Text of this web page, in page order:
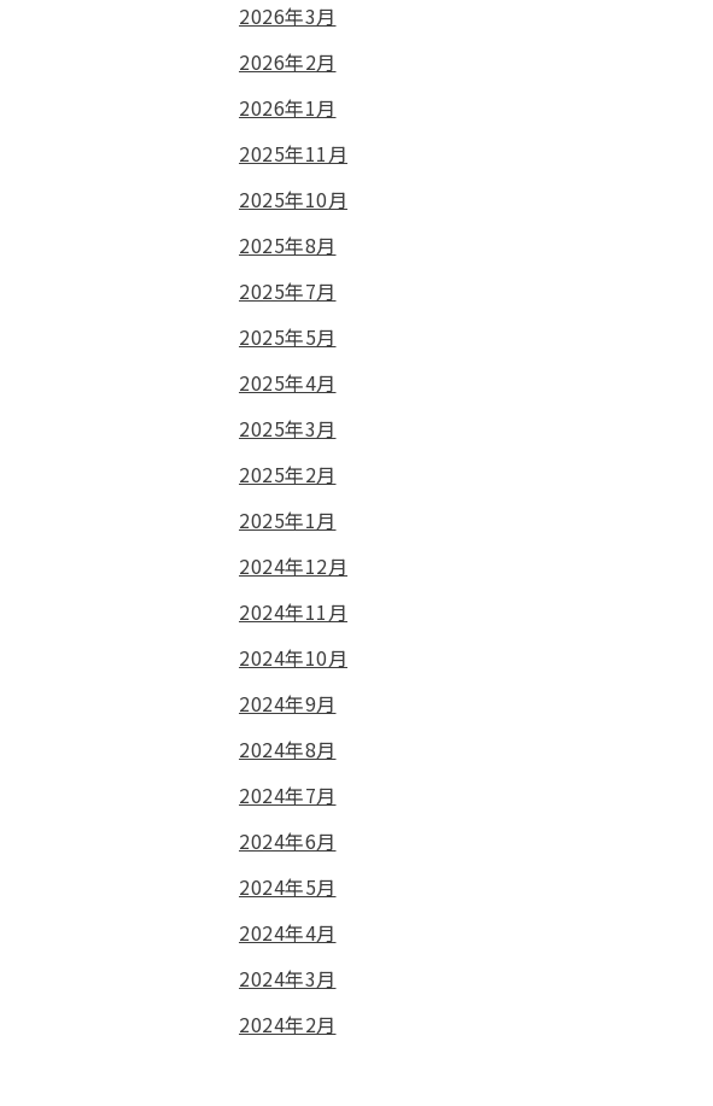
2026年3月
2026年2月
2026年1月
2025年11月
2025年10月
2025年8月
2025年7月
2025年5月
2025年4月
2025年3月
2025年2月
2025年1月
2024年12月
2024年11月
2024年10月
2024年9月
2024年8月
2024年7月
2024年6月
2024年5月
2024年4月
2024年3月
2024年2月